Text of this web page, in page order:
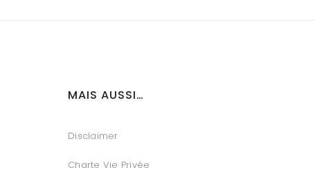
MAIS AUSSI…
Disclaimer
Charte Vie Privée